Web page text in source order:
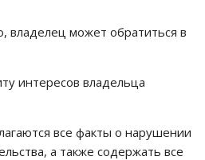
владелец может обратиться в
интересов владельца
все факты о нарушении
а также содержать все